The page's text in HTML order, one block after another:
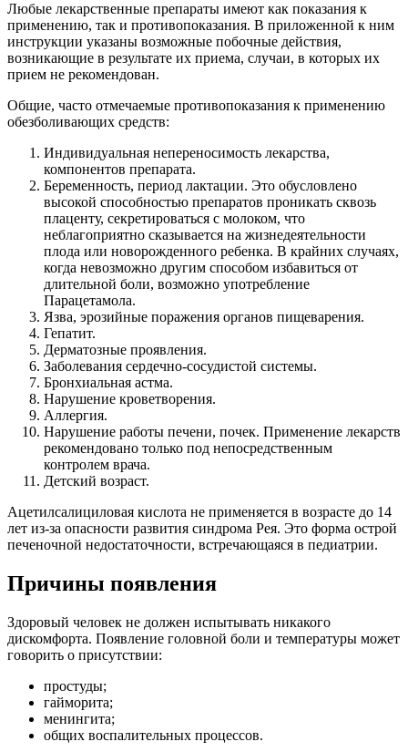
Любые лекарственные препараты имеют как показания к
применению, так и противопоказания. В приложенной к ним
инструкции указаны возможные побочные действия,
возникающие в результате их приема, случаи, в которых их
прием не рекомендован.
Общие, часто отмечаемые противопоказания к применению
обезболивающих средств:
Индивидуальная непереносимость лекарства,
компонентов препарата.
Беременность, период лактации. Это обусловлено
высокой способностью препаратов проникать сквозь
плаценту, секретироваться с молоком, что
неблагоприятно сказывается на жизнедеятельности
плода или новорожденного ребенка. В крайних случаях,
когда невозможно другим способом избавиться от
длительной боли, возможно употребление
Парацетамола.
Язва, эрозийные поражения органов пищеварения.
Гепатит.
Дерматозные проявления.
Заболевания сердечно-сосудистой системы.
Бронхиальная астма.
Нарушение кроветворения.
Аллергия.
Нарушение работы печени, почек. Применение лекарств
рекомендовано только под непосредственным
контролем врача.
Детский возраст.
Ацетилсалициловая кислота не применяется в возрасте до 14
лет из-за опасности развития синдрома Рея. Это форма острой
печеночной недостаточности, встречающаяся в педиатрии.
Причины появления
Здоровый человек не должен испытывать никакого
дискомфорта. Появление головной боли и температуры может
говорить о присутствии:
простуды;
гайморита;
менингита;
общих воспалительных процессов.